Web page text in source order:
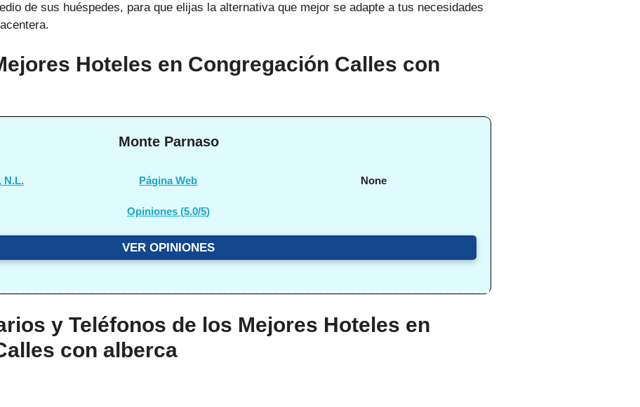
de sus huéspedes, para que elijas la alternativa que mejor se adapte a tus necesidades
Hoteles en Congregación Calles con
Monte Parnaso
N.L. Página Web
Opiniones (5.0/5)
None
VER OPINIONES
y Teléfonos de los Mejores Hoteles en
con alberca